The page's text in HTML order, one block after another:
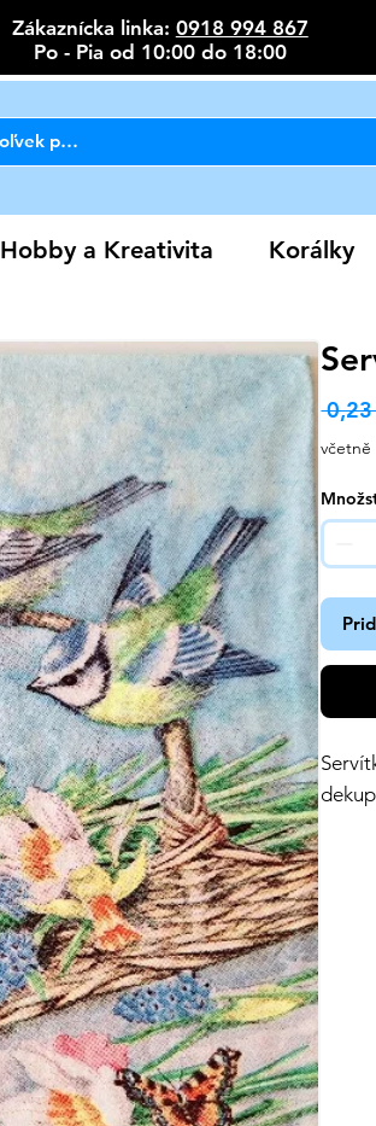
Zákaznícka linka: 0918 994 867
Po - Pia od 10:00 do 18:00
Hobby a Kreativita Korálky
0,23
včetně